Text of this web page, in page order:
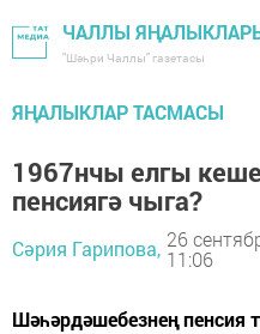
ЧАЛЛЫ
"Шәһри Чаллы" газетасы
ЯҢАЛЫКЛАР ТАСМАСЫ
1967нчы елгы
пенсиягә чыга?
Сәрия Гарипова, 26
11:06
Шәһәрдәшебезнең пенсия